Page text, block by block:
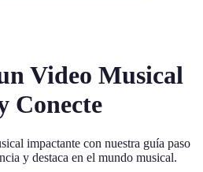
Video Musical
Conecte
impactante con nuestra guía paso
y destaca en el mundo musical.